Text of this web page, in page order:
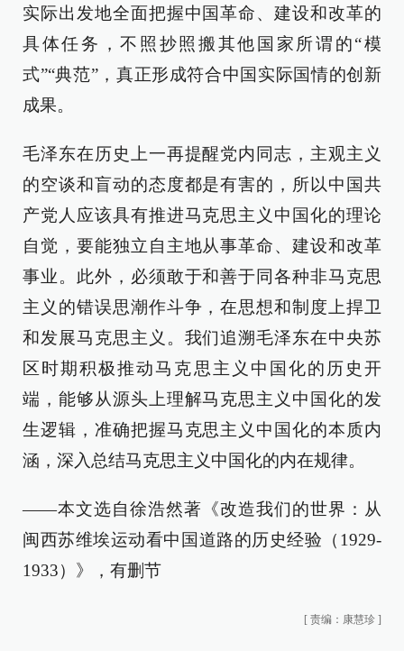
实际出发地全面把握中国革命、建设和改革的
具体任务，不照抄照搬其他国家所谓的“模
式”“典范”，真正形成符合中国实际国情的创新
成果。
毛泽东在历史上一再提醒党内同志，主观主义
的空谈和盲动的态度都是有害的，所以中国共
产党人应该具有推进马克思主义中国化的理论
自觉，要能独立自主地从事革命、建设和改革
事业。此外，必须敢于和善于同各种非马克思
主义的错误思潮作斗争，在思想和制度上捍卫
和发展马克思主义。我们追溯毛泽东在中央苏
区时期积极推动马克思主义中国化的历史开
端，能够从源头上理解马克思主义中国化的发
生逻辑，准确把握马克思主义中国化的本质内
涵，深入总结马克思主义中国化的内在规律。
——本文选自徐浩然著《改造我们的世界：从
闽西苏维埃运动看中国道路的历史经验（1929-
1933）》，有删节
[ 责编：康慧珍 ]